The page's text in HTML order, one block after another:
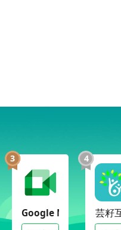
景
3
Google Meet
4
芸籽